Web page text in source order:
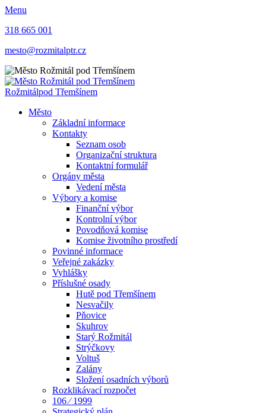
Menu
318 665 001
mesto@rozmitalptr.cz
Rožmitálpod Třemšínem
Město
Základní informace
Kontakty
Seznam osob
Organizační struktura
Kontaktní formulář
Orgány města
Vedení města
Výbory a komise
Finanční výbor
Kontrolní výbor
Povodňová komise
Komise životního prostředí
Povinné informace
Veřejné zakázky
Vyhlášky
Příslušné osady
Hutě pod Třemšínem
Nesvačily
Pňovice
Skuhrov
Starý Rožmitál
Strýčkovy
Voltuš
Zalány
Složení osadních výborů
Rozklikávací rozpočet
106 ⁄ 1999